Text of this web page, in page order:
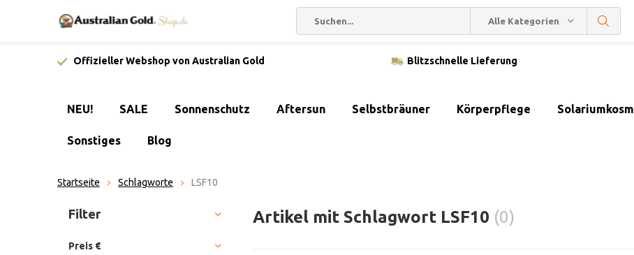
Alle Kategorien
Offizieller Webshop von Australian Gold Blitzschnelle Lieferung
NEU! SALE Sonnenschutz Aftersun Selbstbräuner Körperpflege
Sonstiges Blog
Startseite Schlagworte LSF10
Artikel mit Schlagwort LSF10 (0)
Sortieren nach:
Filter
Preis €